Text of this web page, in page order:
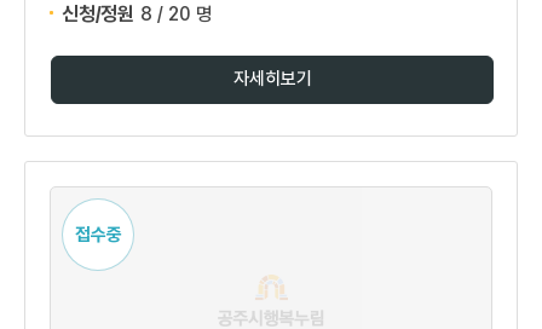
신청/정원 8 / 20 명
자세히보기
접수중